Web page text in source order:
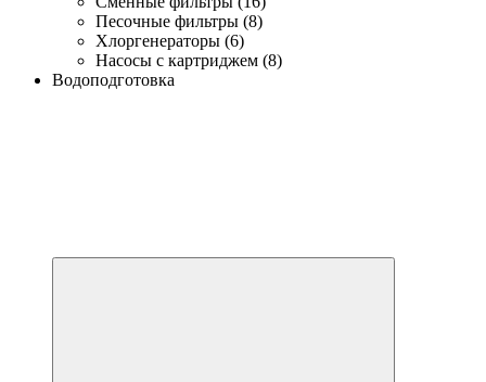
Песочные фильтры (8)
Хлоргенераторы (6)
Насосы с картриджем (8)
Водоподготовка